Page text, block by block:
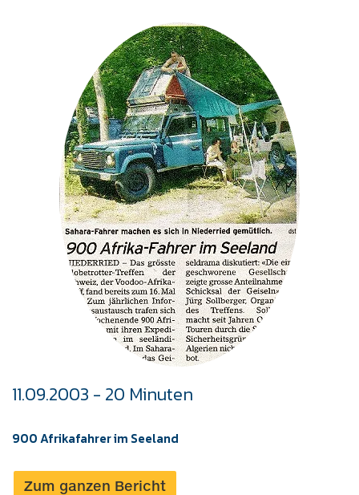
11.09.2003 - 20 Minuten
900 Afrikafahrer im Seeland
Zum ganzen Bericht